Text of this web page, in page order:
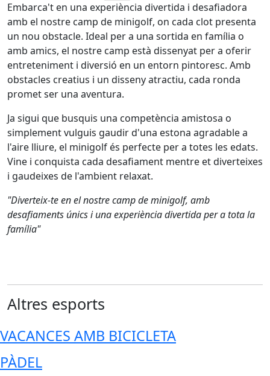
Embarca't en una experiència divertida i desafiadora
amb el nostre camp de minigolf, on cada clot presenta
un nou obstacle. Ideal per a una sortida en família o
amb amics, el nostre camp està dissenyat per a oferir
entreteniment i diversió en un entorn pintoresc. Amb
obstacles creatius i un disseny atractiu, cada ronda
promet ser una aventura.
Ja sigui que busquis una competència amistosa o
simplement vulguis gaudir d'una estona agradable a
l'aire lliure, el minigolf és perfecte per a totes les edats.
Vine i conquista cada desafiament mentre et diverteixes
i gaudeixes de l'ambient relaxat.
"Diverteix-te en el nostre camp de minigolf, amb
desafiaments únics i una experiència divertida per a tota la
família"
Altres esports
VACANCES AMB BICICLETA
PÀDEL